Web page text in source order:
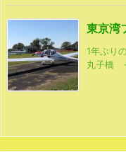
東京湾
1年ぶり
丸子橋